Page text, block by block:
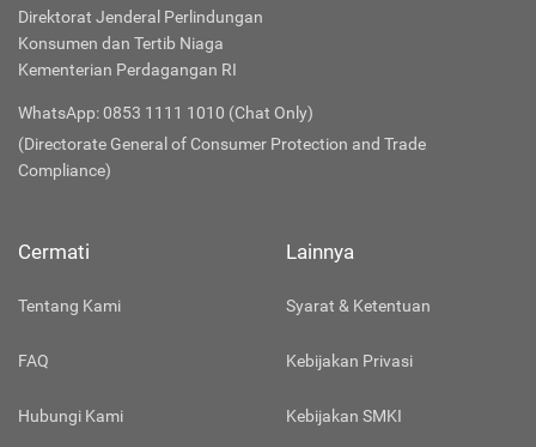
Direktorat Jenderal Perlindungan
Konsumen dan Tertib Niaga
Kementerian Perdagangan RI
WhatsApp: 0853 1111 1010 (Chat Only)
(Directorate General of Consumer Protection and Trade
Compliance)
Cermati
Tentang Kami
FAQ
Hubungi Kami
Lainnya
Syarat & Ketentuan
Kebijakan Privasi
Kebijakan SMKI